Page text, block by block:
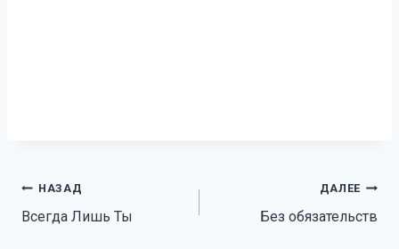
Навигация
по
НАЗАД
Всегда Лишь Ты
ДАЛЕЕ
Без обязательств